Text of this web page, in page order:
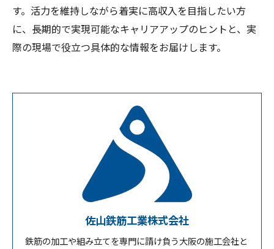
す。活力を維持しながら着実に高収入を目指したい方
に、長期的で実現可能なキャリアアップのヒントと、実
際の現場で役立つ具体的な情報をお届けします。
佐山鉄筋工業株式会社
鉄筋の加工や組み立てを専門に請け負う大阪の施工会社と